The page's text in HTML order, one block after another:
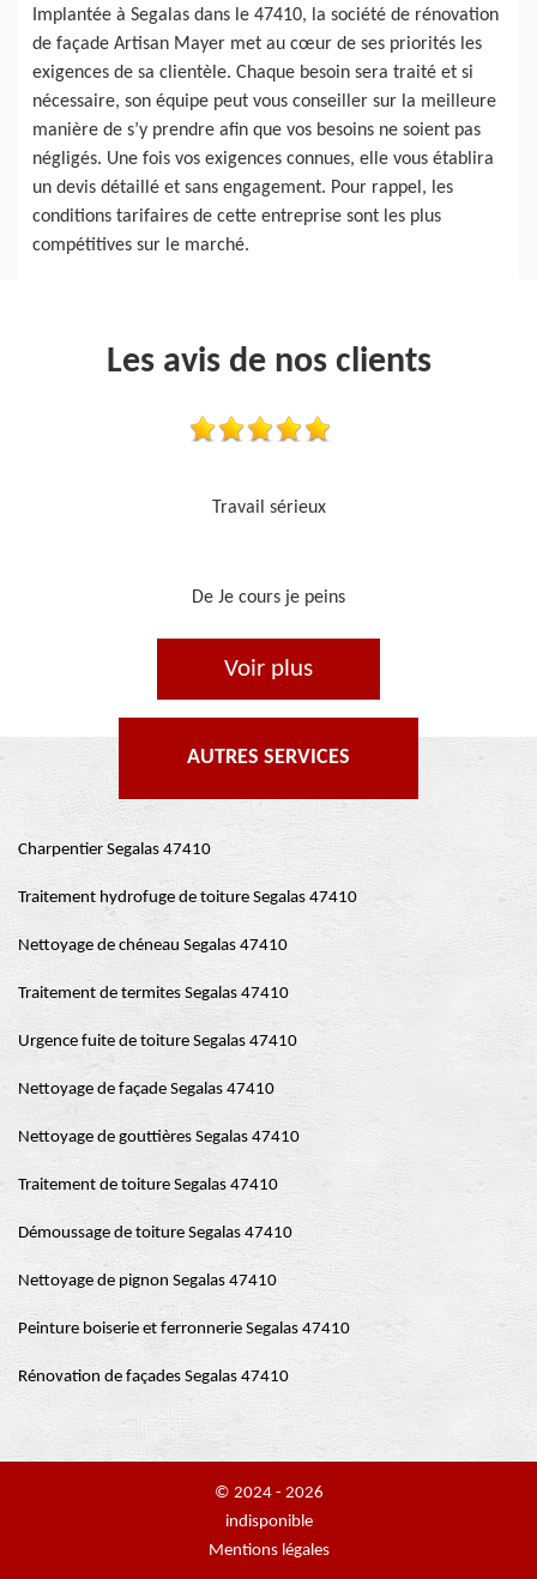
Implantée à Segalas dans le 47410, la société de rénovation
de façade Artisan Mayer met au cœur de ses priorités les
exigences de sa clientèle. Chaque besoin sera traité et si
nécessaire, son équipe peut vous conseiller sur la meilleure
manière de s’y prendre afin que vos besoins ne soient pas
négligés. Une fois vos exigences connues, elle vous établira
un devis détaillé et sans engagement. Pour rappel, les
conditions tarifaires de cette entreprise sont les plus
compétitives sur le marché.
Les avis de nos clients
Je recommande, top !!
De Ornella
Voir plus
AUTRES SERVICES
Charpentier Segalas 47410
Traitement hydrofuge de toiture Segalas 47410
Nettoyage de chéneau Segalas 47410
Traitement de termites Segalas 47410
Urgence fuite de toiture Segalas 47410
Nettoyage de façade Segalas 47410
Nettoyage de gouttières Segalas 47410
Traitement de toiture Segalas 47410
Démoussage de toiture Segalas 47410
Nettoyage de pignon Segalas 47410
Peinture boiserie et ferronnerie Segalas 47410
Rénovation de façades Segalas 47410
© 2024 - 2026
indisponible
Mentions légales